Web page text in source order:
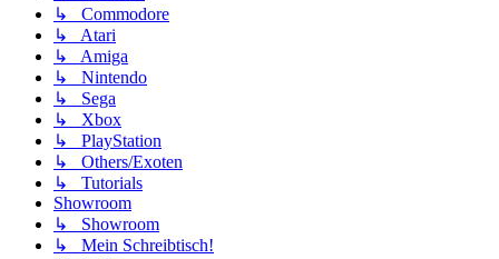
↳ Commodore
↳ Atari
↳ Amiga
↳ Nintendo
↳ Sega
↳ Xbox
↳ PlayStation
↳ Others/Exoten
↳ Tutorials
Showroom
↳ Showroom
↳ Mein Schreibtisch!